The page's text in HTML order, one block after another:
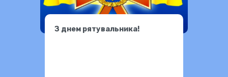
З днем рятувальника!